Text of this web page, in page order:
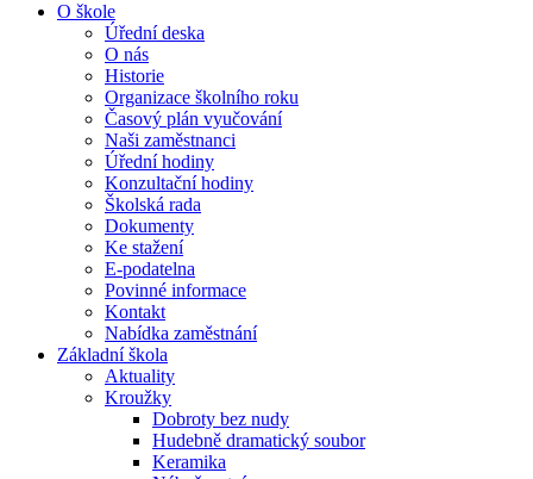
O škole
Úřední deska
O nás
Historie
Organizace školního roku
Časový plán vyučování
Naši zaměstnanci
Úřední hodiny
Konzultační hodiny
Školská rada
Dokumenty
Ke stažení
E-podatelna
Povinné informace
Kontakt
Nabídka zaměstnání
Základní škola
Aktuality
Kroužky
Dobroty bez nudy
Hudebně dramatický soubor
Keramika